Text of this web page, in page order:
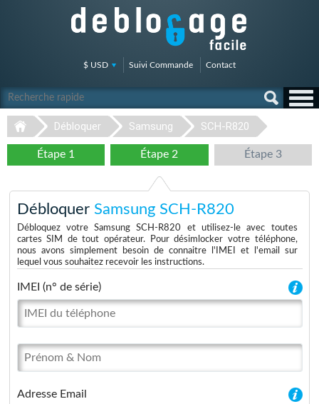
$ USD Suivi Commande Contact
Débloquer Samsung SCH-R820
Étape 1 Étape 2 Étape 3
Débloquer Samsung SCH-R820
Débloquez votre Samsung SCH-R820 et utilisez-le avec toutes
cartes SIM de tout opérateur. Pour désimlocker votre téléphone,
nous avons simplement besoin de connaitre l'IMEI et l'email sur
lequel vous souhaitez recevoir les instructions.
IMEI (n° de série)
Adresse Email